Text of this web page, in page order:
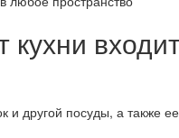
кухни
и другой посуды, а также